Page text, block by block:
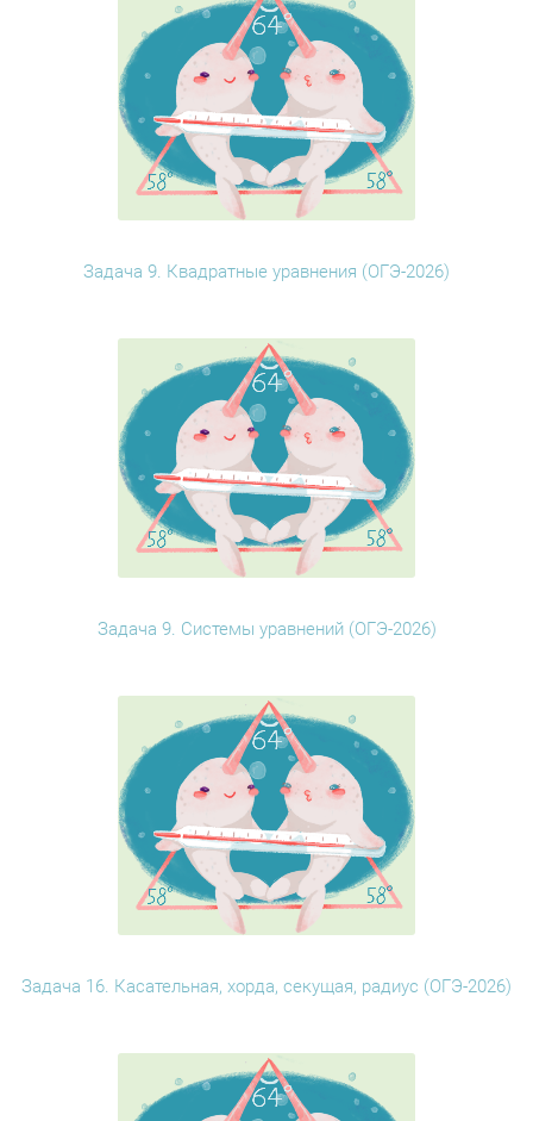
Задача 9. Квадратные уравнения (ОГЭ-2026)
Задача 9. Системы уравнений (ОГЭ-2026)
Задача 16. Касательная, хорда, секущая, радиус (ОГЭ-2026)